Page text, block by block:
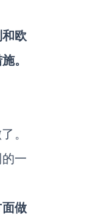
欧
。
。
一
做